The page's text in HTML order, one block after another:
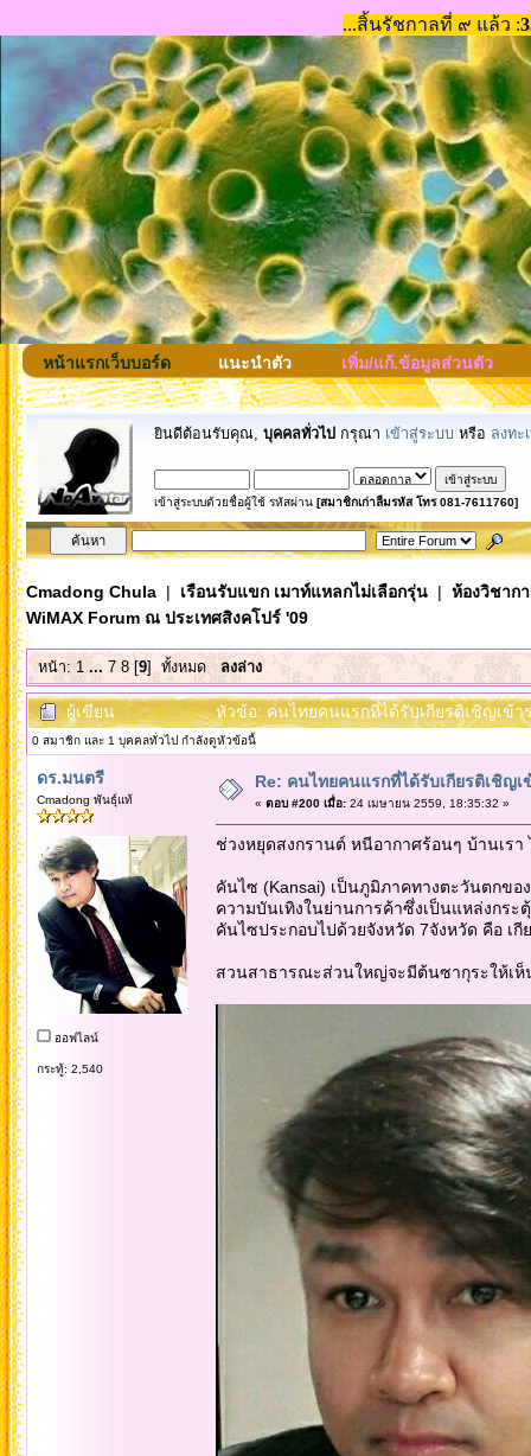
หน้าแรกเว็บบอร์ด แนะนำตัว เพิ่ม/แก้.ข้อมูลส่วนตัว
ยินดีต้อนรับคุณ, บุคคลทั่วไป กรุณา เข้าสู่ระบบ หรือ ลงทะ
เข้าสู่ระบบด้วยชื่อผู้ใช้ รหัสผ่าน [สมาชิกเก่าลืมรหัส โทร 081-7611760]
Cmadong Chula| เรือนรับแขก เมาท์แหลกไม่เลือกรุ่น| ห้องวิชาก
WiMAX Forum ณ ประเทศสิงคโปร์ '09
หน้า:1 ... 7 8[9] ทั้งหมด ลงล่าง
ผู้เขียน หัวข้อ: คนไทยคนแรกที่ได้รับเกียรติเชิญเข้า
0 สมาชิก และ 1 บุคคลทั่วไป กำลังดูหัวข้อนี้
ดร.มนตรี
Cmadong พันธุ์แท้
ออฟไลน์
กระทู้: 2,540
Re: คนไทยคนแรกที่ได้รับเกียรติเชิญ
« ตอบ #200 เมื่อ:24 เมษายน 2559, 18:35:32 »
ช่วงหยุดสงกรานต์ หนีอากาศร้อนๆ บ้านเร
คันไซ (Kansai) เป็นภูมิภาคทางตะวันตกขอ
ความบันเทิงในย่านการค้าซึ่งเป็นแหล่งกระ
คันไซประกอบไปด้วยจังหวัด 7จังหวัด คือ เ
สวนสาธารณะส่วนใหญ่จะมีต้นซากุระให้เห็